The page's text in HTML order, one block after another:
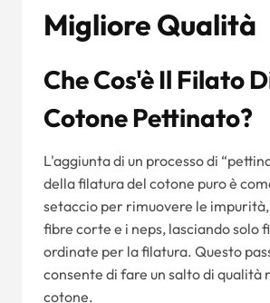
Migliore Qualità
Che Cos'è Il Filato
Cotone Pettinato?
L'aggiunta di un processo di
della filatura del cotone puro è
setaccio per rimuovere le
fibre corte e i neps, lasciando solo
ordinate per la filatura. Questo
consente di fare un salto di qualità
cotone.